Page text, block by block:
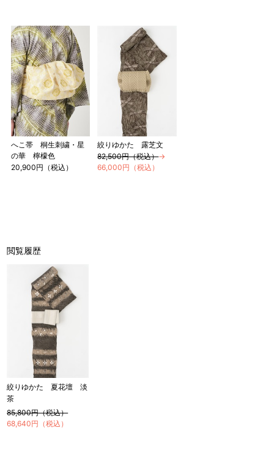
店舗一覧はこちら
へこ帯 桐生刺繍・星
の華 檸檬色
20,900円（税込）
絞りゆかた 露芝文
82,500円（税込）→
66,000円（税込）
閲覧履歴
絞りゆかた 夏花壇 淡
茶
85,800円（税込）
68,640円（税込）